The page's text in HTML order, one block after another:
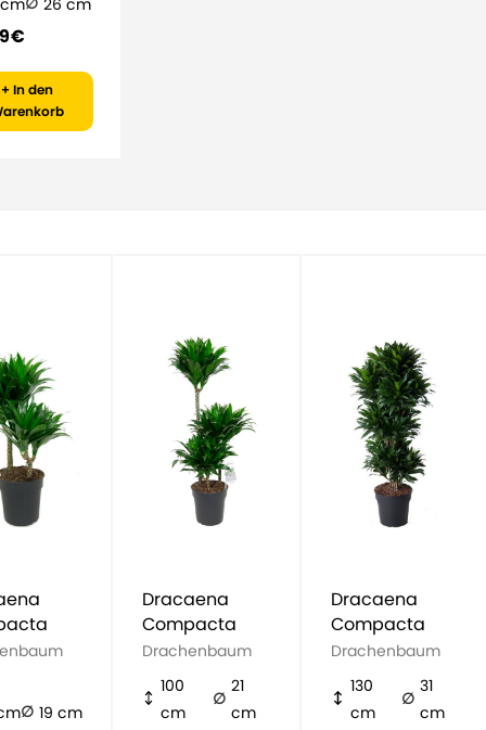
€
+ In den
19 cm
Dracaena
Compacta
Drachenbaum
100
cm
21
cm
Dracaena
Compacta
Drachenbaum
130
cm
31
cm